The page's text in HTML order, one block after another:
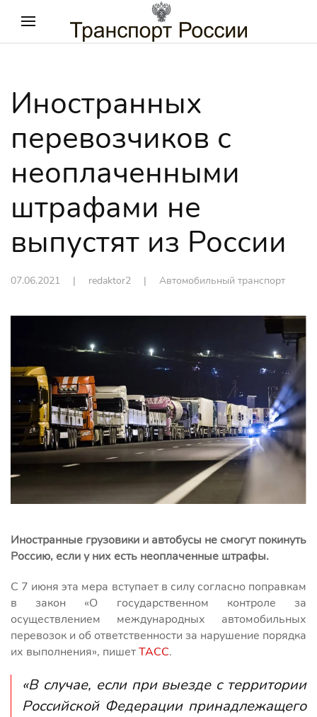
Иностранных
перевозчиков с
неоплаченными
штрафами не
выпустят из России
07.06.2021 | redaktor2 | Автомобильный транспорт
Иностранные грузовики и автобусы не смогут покинуть
Россию, если у них есть неоплаченные штрафы.
С 7 июня эта мера вступает в силу согласно поправкам
в закон «О государственном контроле за
осуществлением международных автомобильных
перевозок и об ответственности за нарушение порядка
их выполнения», пишетТАСС.
«В случае, если при выезде с территории
Российской Федерации принадлежащего